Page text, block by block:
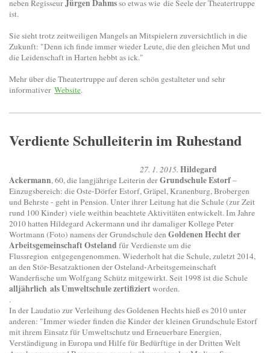
neben RegisseurJürgen Dahmsso etwas wie die Seele der Theatertruppe
ist.
Sie sieht trotz zeitweiligen Mangels an Mitspielern zuversichtlich in die
Zukunft: "Denn ich finde immer wieder Leute, die den gleichen Mut und
die Leidenschaft in Harten hebbt as ick."
Mehr über die Theatertruppe auf deren schön gestalteter und sehr
informativer Website.
Verdiente Schulleiterin im Ruhestand
27. 1. 2015. Hildegard
Ackermann, 60, die langjährige Leiterin derGrundschule Estorf–
Einzugsbereich: die Oste-Dörfer Estorf, Gräpel, Kranenburg, Brobergen
und Behrste - geht in Pension. Unter ihrer Leitung hat die Schule (zur Zeit
rund 100 Kinder) viele weithin beachtete Aktivitäten entwickelt. Im Jahre
2010 hatten Hildegard Ackermann und ihr damaliger Kollege Peter
Wortmann (Foto) namens der Grundschule den Goldenen Hecht der
Arbeitsgemeinschaft Osteland für Verdienste um die
Flussregion entgegengenommen. Wiederholt hat die Schule, zuletzt 2014,
an den Stör-Besatzaktionen der Osteland-Arbeitsgemeinschaft
Wanderfische um Wolfgang Schütz mitgewirkt. Seit 1998 ist die Schule
alljährlich als Umweltschule zertifiziertworden.
.
In der Laudatio zur Verleihung des Goldenen Hechts hieß es 2010 unter
anderen: "Immer wieder finden die Kinder der kleinen Grundschule Estorf
mit ihrem Einsatz für Umweltschutz und Erneuerbare Energien,
Verständigung in Europa und Hilfe für Bedürftige in der Dritten Welt